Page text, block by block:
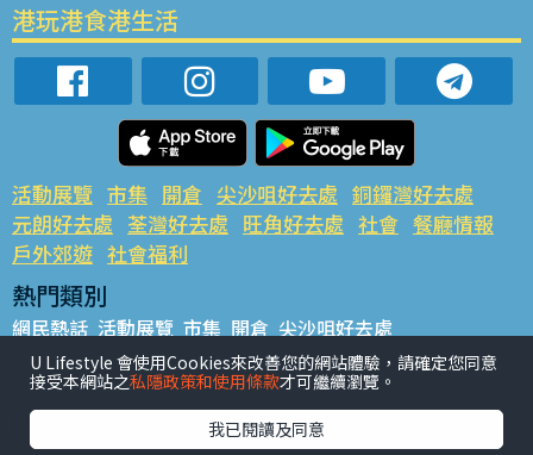
港玩港食港生活
活動展覽 市集 開倉 尖沙咀好去處 銅鑼灣好去處
元朗好去處 荃灣好去處 旺角好去處 社會 餐廳情報
戶外郊遊 社會福利
熱門類別
網民熱話 活動展覽 市集 開倉 尖沙咀好去處
銅鑼灣好去處 元朗好去處 荃灣好去處 旺角好去處 社會
餐廳情報 戶外郊遊
熱門標籤
U Lifestyle 會使用Cookies來改善您的網站體驗，請確定您同意
接受本網站之私隱政策和使用條款才可繼續瀏覽。
我已閱讀及同意